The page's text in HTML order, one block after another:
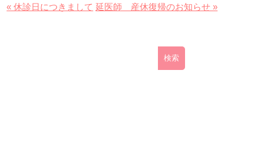
« 休診日につきまして 延医師 産休復帰のお知らせ »